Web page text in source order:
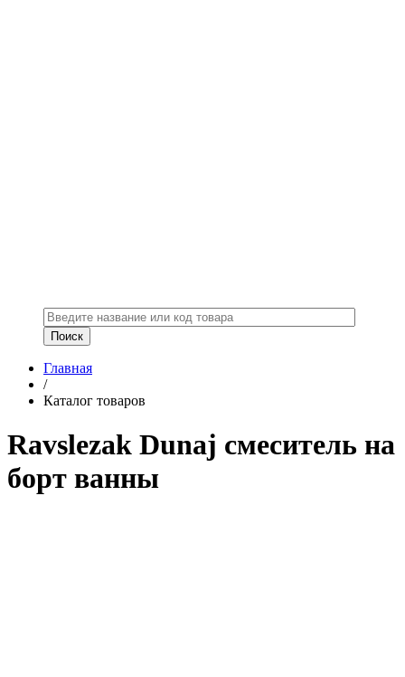
Главная
/
Каталог товаров
Ravslezak Dunaj смеситель на
борт ванны